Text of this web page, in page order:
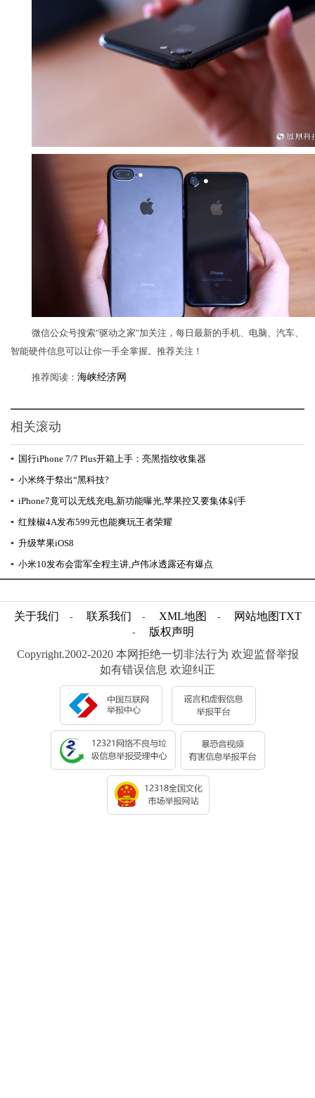
微信公众号搜索"驱动之家"加关注，每日最新的手机、电脑、汽车、
智能硬件信息可以让你一手全掌握。推荐关注！
推荐阅读： 海峡经济网
相关滚动
▪ 国行iPhone 7/7 Plus开箱上手：亮黑指纹收集器
▪ 小米终于祭出“黑科技?
▪ iPhone7竟可以无线充电,新功能曝光,苹果控又要集体剁手
▪ 红辣椒4A发布599元也能爽玩王者荣耀
▪ 升级苹果iOS8
▪ 小米10发布会雷军全程主讲,卢伟冰透露还有爆点
关于我们 - 联系我们 - XML地图 - 网站地图TXT
-
版权声明
Copyright.2002-2020 本网拒绝一切非法行为 欢迎监督举报
如有错误信息 欢迎纠正